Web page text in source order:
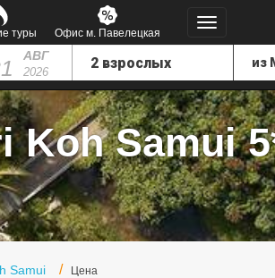
туры Офис м. Павелецкая
АВГ
2026
Koh Samui
Samui Цена